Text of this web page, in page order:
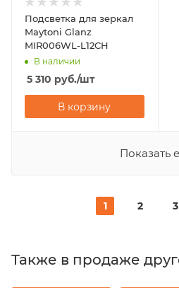
Подсветка для зеркал
Maytoni Glanz
MIR006WL-L12CH
В наличии
5 310 руб./шт
В корзину
Показать
1 2 3
Также в продаже